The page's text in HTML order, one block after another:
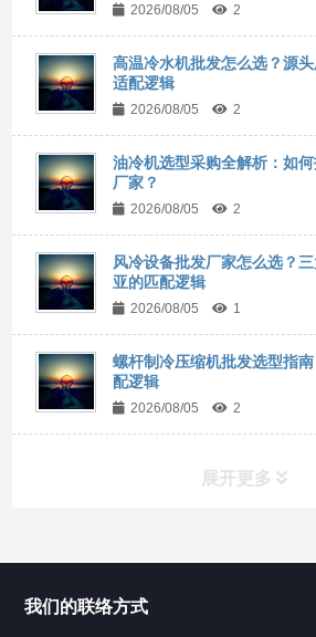
2026/08/05 2
高温冷水机批发怎么选？源
适配逻辑
2026/08/05 2
油冷机选型采购全解析：如
厂家？
2026/08/05 2
风冷设备批发厂家怎么选？
亚的匹配逻辑
2026/08/05 1
螺杆制冷压缩机批发选型指
配逻辑
2026/08/05 2
展开更多
我们的联络方式